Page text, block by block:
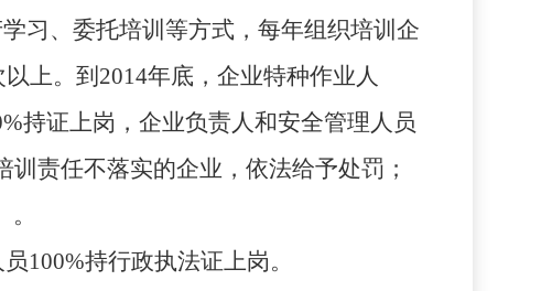
习、委托培训等方式，每年组织培训企
以上。到 2014年底，企业特种作业人
持证上岗，企业负责人和安全管理人员
训责任不落实的企业，依法给予处罚；
100%持行政执法证上岗。